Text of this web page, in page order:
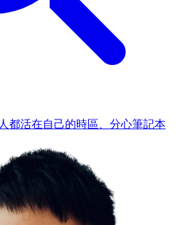
都活在自己的時區、分心筆記本